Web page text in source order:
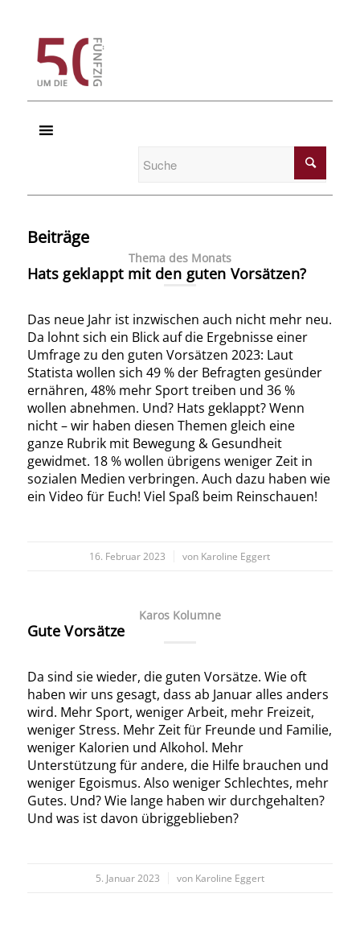
Beiträge
Thema des Monats
Hats geklappt mit den guten Vorsätzen?
Das neue Jahr ist inzwischen auch nicht mehr neu.
Da lohnt sich ein Blick auf die Ergebnisse einer
Umfrage zu den guten Vorsätzen 2023: Laut
Statista wollen sich 49 % der Befragten gesünder
ernähren, 48% mehr Sport treiben und 36 %
wollen abnehmen. Und? Hats geklappt? Wenn
nicht – wir haben diesen Themen gleich eine
ganze Rubrik mit Bewegung & Gesundheit
gewidmet. 18 % wollen übrigens weniger Zeit in
sozialen Medien verbringen. Auch dazu haben wie
ein Video für Euch! Viel Spaß beim Reinschauen!
16. Februar 2023
/ von Karoline Eggert
Karos Kolumne
Gute Vorsätze
Da sind sie wieder, die guten Vorsätze. Wie oft
haben wir uns gesagt, dass ab Januar alles anders
wird. Mehr Sport, weniger Arbeit, mehr Freizeit,
weniger Stress. Mehr Zeit für Freunde und Familie,
weniger Kalorien und Alkohol. Mehr
Unterstützung für andere, die Hilfe brauchen und
weniger Egoismus. Also weniger Schlechtes, mehr
Gutes. Und? Wie lange haben wir durchgehalten?
Und was ist davon übriggeblieben?
5. Januar 2023
/ von Karoline Eggert